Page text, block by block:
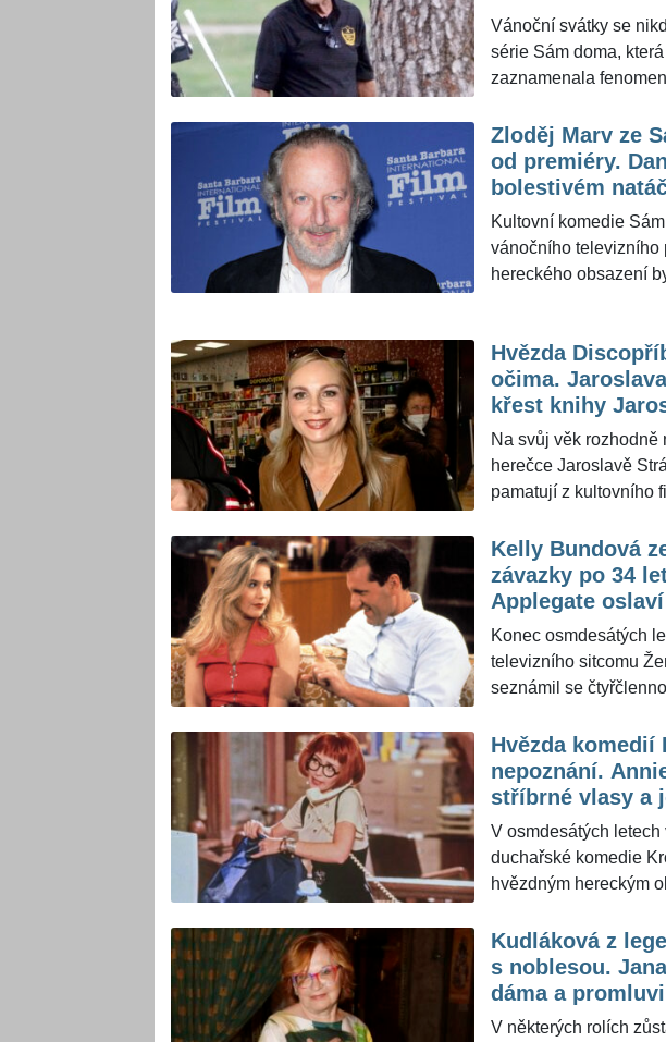
časem o filmovém
promluvil režisér
ho hýčkalo, říká
Vánoční svátky se
série Sám doma,
zaznamenala
kdy jednoho z dvojice
chlapec Kevin,
komik Joe Pesci (78).
Zloděj Marv ze
od premiéry.
bolestivém
s tarantulí
Kultovní komedie
vánočního televizního
hereckého obsazení
»přitroublého« lupiče
uplynulo už 31 let a z
šedesátník, který
s manželkou tři děti.
Hvězda
očima.
křest knihy
to dnes sekne
Na svůj věk rozhodně
herečce Jaroslavě
pamatují z kultovního
svého hereckého
všechny přítomné
svým mladistvým
Kelly Bundová
závazky po 34
Applegate
s vážnou nemocí
Konec osmdesátých
televizního sitcomu
seznámil se
(49), která na konci
S přibývajícími roky
která přiznala, že
Hvězda
nepoznání.
stříbrné vlasy a
V osmdesátých
duchařské komedie
hvězdným hereckým
sekretářku hlavních
Tullyho. Od dob
a z mladé ženy už se
podzim oslaví 69.
Kudláková z
s noblesou.
dáma a
V některých rolích